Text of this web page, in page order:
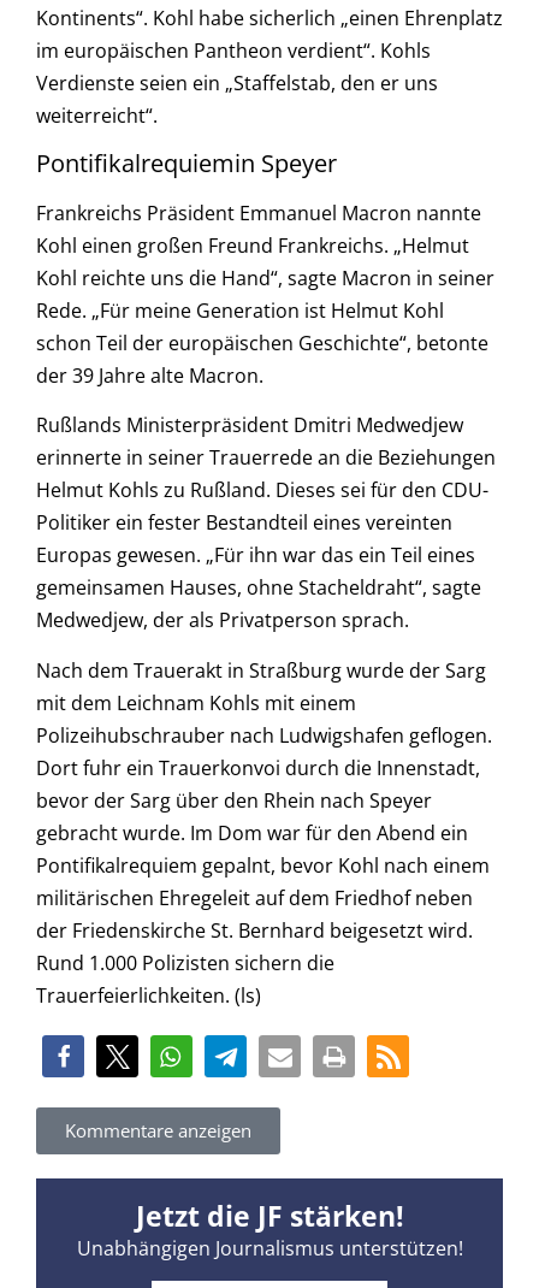
Kontinents“. Kohl habe sicherlich „einen Ehrenplatz
im europäischen Pantheon verdient“. Kohls
Verdienste seien ein „Staffelstab, den er uns
weiterreicht“.
Pontifikalrequiemin Speyer
Frankreichs Präsident Emmanuel Macron nannte
Kohl einen großen Freund Frankreichs. „Helmut
Kohl reichte uns die Hand“, sagte Macron in seiner
Rede. „Für meine Generation ist Helmut Kohl
schon Teil der europäischen Geschichte“, betonte
der 39 Jahre alte Macron.
Rußlands Ministerpräsident Dmitri Medwedjew
erinnerte in seiner Trauerrede an die Beziehungen
Helmut Kohls zu Rußland. Dieses sei für den CDU-
Politiker ein fester Bestandteil eines vereinten
Europas gewesen. „Für ihn war das ein Teil eines
gemeinsamen Hauses, ohne Stacheldraht“, sagte
Medwedjew, der als Privatperson sprach.
Nach dem Trauerakt in Straßburg wurde der Sarg
mit dem Leichnam Kohls mit einem
Polizeihubschrauber nach Ludwigshafen geflogen.
Dort fuhr ein Trauerkonvoi durch die Innenstadt,
bevor der Sarg über den Rhein nach Speyer
gebracht wurde. Im Dom war für den Abend ein
Pontifikalrequiem gepalnt, bevor Kohl nach einem
militärischen Ehregeleit auf dem Friedhof neben
der Friedenskirche St. Bernhard beigesetzt wird.
Rund 1.000 Polizisten sichern die
Trauerfeierlichkeiten. (ls)
Kommentare anzeigen
Jetzt die JF stärken!
Unabhängigen Journalismus unterstützen!